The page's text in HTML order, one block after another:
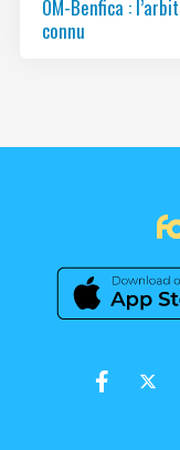
OM-Benfica :
connu